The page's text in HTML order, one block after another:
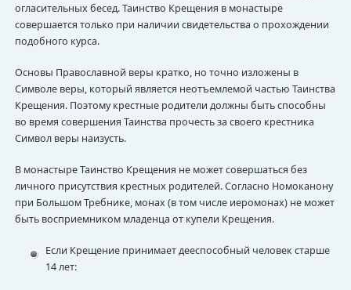
огласительных бесед. Таинство Крещения в монастыре
совершается только при наличии свидетельства о прохождении
подобного курса.
Основы Православной веры кратко, но точно изложены в
Символе веры, который является неотъемлемой частью Таинства
Крещения. Поэтому крестные родители должны быть способны
во время совершения Таинства прочесть за своего крестника
Символ веры наизусть.
В монастыре Таинство Крещения не может совершаться без
личного присутствия крестных родителей. Согласно Номоканону
при Большом Требнике, монах (в том числе иеромонах) не может
быть восприемником младенца от купели Крещения.
Если Крещение принимает дееспособный человек старше
14 лет: